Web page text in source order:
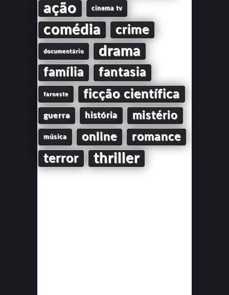
ação cinema tv
comédia crime
documentário drama
família fantasia
faroeste ficção científica
guerra história mistério
música online romance
terror thriller